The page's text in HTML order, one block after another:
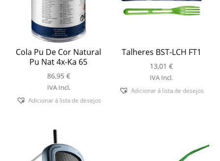
Cola Pu De Cor Natural
Pu Nat 4x-Ka 65
86,95 €
IVA Incl.
Adicionar á lista de desejos
Talheres BST-LCH FT1
13,01€
IVA Incl.
Adicionar á lista de desejos